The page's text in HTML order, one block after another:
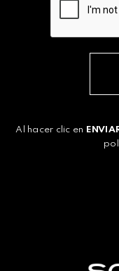
Al hacer clic en